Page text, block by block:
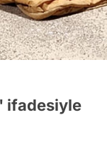
ifadesiyle